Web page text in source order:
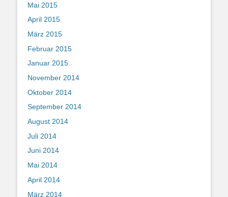
Mai 2015
April 2015
März 2015
Februar 2015
Januar 2015
November 2014
Oktober 2014
September 2014
August 2014
Juli 2014
Juni 2014
Mai 2014
April 2014
März 2014